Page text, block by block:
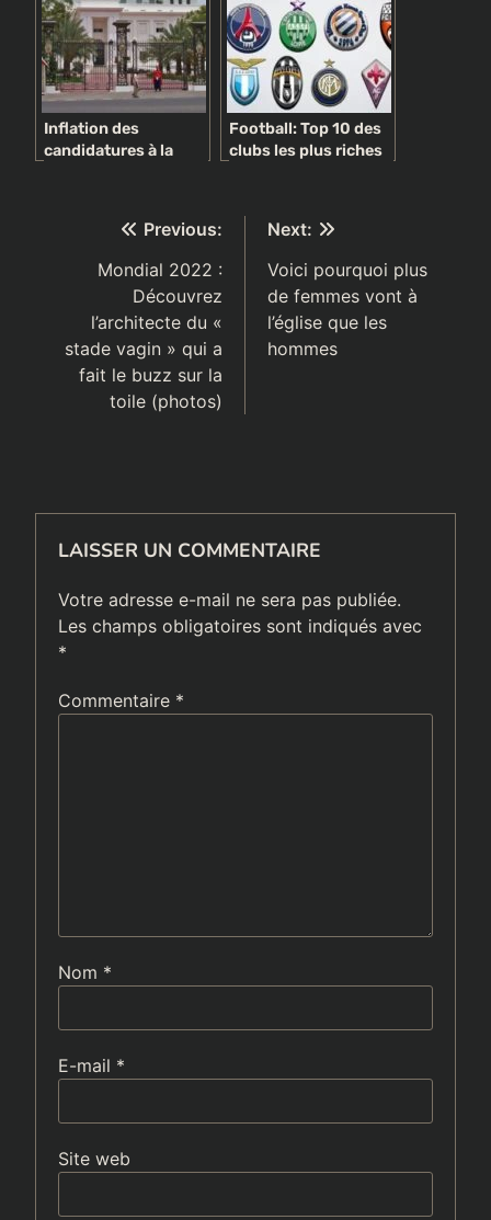
Inflation des
candidatures à la
Football: Top 10 des
clubs les plus riches
Navigation
l’article
Previous:
Mondial 2022 :
Découvrez
l’architecte du «
stade vagin » qui a
fait le buzz sur la
toile (photos)
Next:
Voici pourquoi plus
de femmes vont à
l’église que les
hommes
LAISSER UN COMMENTAIRE
Votre adresse e-mail ne sera pas publiée.
Les champs obligatoires sont indiqués avec
*
Commentaire *
Nom *
E-mail *
Site web